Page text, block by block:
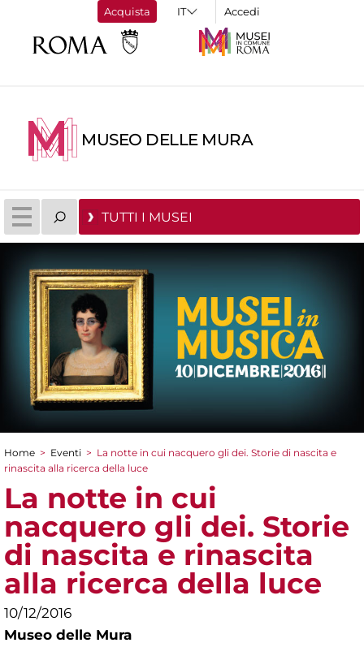
Acquista Accedi
MUSEO DELLE MURA
TUTTI I MUSEI
Tu sei qui
Home > Eventi > La notte in cui nacquero gli dei. Storie di nascita e
rinascita alla ricerca della luce
La notte in cui
nacquero gli dei. Storie
di nascita e rinascita
alla ricerca della luce
10/12/2016
Museo delle Mura